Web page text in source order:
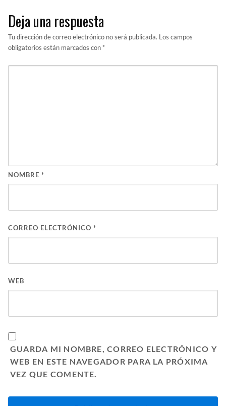
Deja una respuesta
Tu dirección de correo electrónico no será publicada. Los campos
obligatorios están marcados con *
NOMBRE *
CORREO ELECTRÓNICO *
WEB
GUARDA MI NOMBRE, CORREO ELECTRÓNICO Y
WEB EN ESTE NAVEGADOR PARA LA PRÓXIMA
VEZ QUE COMENTE.